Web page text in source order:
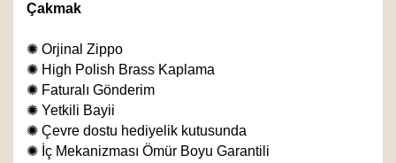
Çakmak
✺ Orjinal Zippo
✺ High Polish Brass Kaplama
✺ Faturalı Gönderim
✺ Yetkili Bayii
✺ Çevre dostu hediyelik kutusunda
✺ İç Mekanizması Ömür Boyu Garantili